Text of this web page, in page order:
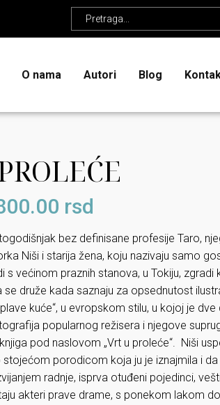
O nama Autori Blog
rsd
bez definisane profesije Taro,
Niši i starija žena, koju nazivaju samo
s većinom praznih stanova, u Tokiju, zgradi
se druže kada saznaju za opsednutost
kuće“, u evropskom stilu, u kojoj je
popularnog režisera i njegove
pod naslovom „Vrt u proleće“. Niši
porodicom koja ju je iznajmila i da
radnje, isprva otuđeni pojedinci,
akteri prave drame, s ponekom lakom